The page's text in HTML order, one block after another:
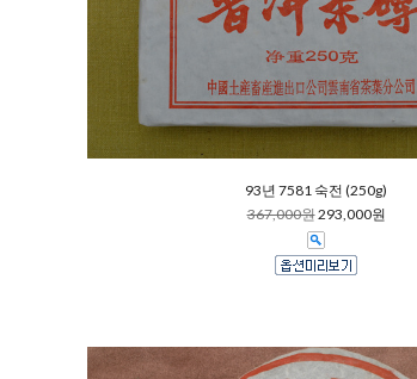
93년 7581 숙전 (250g)
367,000원293,000원